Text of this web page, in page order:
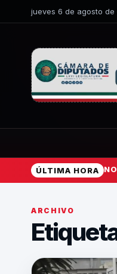
jueves 6 de agosto de
ÚLTIMA HORA
ARCHIVO